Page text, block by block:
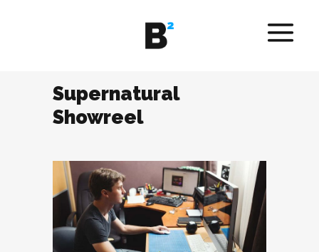
Supernatural
Showreel